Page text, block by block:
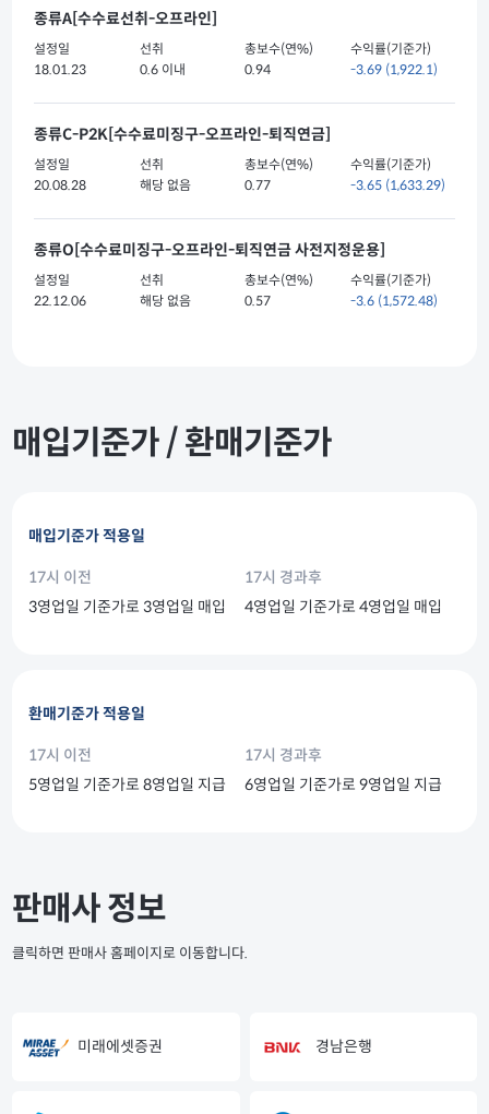
종류A[수수료선취-오프라인]
설정일
18.01.23
선취
0.6 이내
총보수(연%)
0.94
수익률(기준가)
-3.69 (1,922.1)
종류C-P2K[수수료미징구-오프라인-퇴직연금]
설정일
20.08.28
선취
해당 없음
총보수(연%)
0.77
수익률(기준가)
-3.65 (1,633.29)
종류O[수수료미징구-오프라인-퇴직연금 사전지정운용]
설정일
22.12.06
선취
해당 없음
총보수(연%)
0.57
수익률(기준가)
-3.6 (1,572.48)
매입기준가 / 환매기준가
매입기준가 적용일
17시 이전
3영업일 기준가로 3영업일 매입
17시 경과후
4영업일 기준가로 4영업일 매입
환매기준가 적용일
17시 이전
5영업일 기준가로 8영업일 지급
17시 경과후
6영업일 기준가로 9영업일 지급
판매사 정보
클릭하면 판매사 홈페이지로 이동합니다.
미래에셋증권 경남은행